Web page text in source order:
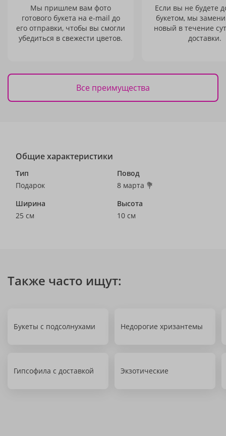
Мы пришлем вам фото
готового букета на e-mail до
его отправки, чтобы вы смогли
убедиться в свежести цветов.
Если вы не будете
букетом, мы
новый в течение
доставки.
Все преимущества
Общие характеристики
Тип
Подарок
Повод
8 марта 💐
Ширина
25 см
Высота
10 см
Также часто ищут:
Букеты с подсолнухами Недорогие хризантемы
Гипсофила с доставкой Экзотические